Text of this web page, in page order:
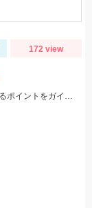
172 view
すばる丸 5～8時（3時間ショート便）常に当たりがあるポイントをガイドして頂きました♪